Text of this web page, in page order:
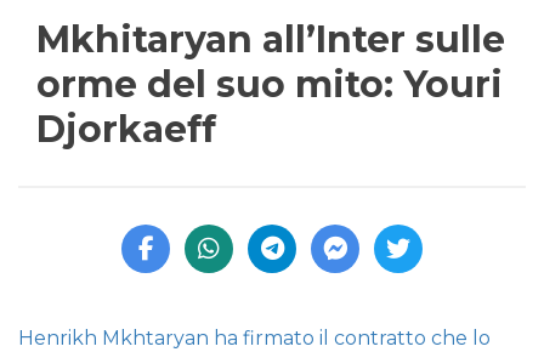
Mkhitaryan all’Inter sulle
orme del suo mito: Youri
Djorkaeff
Henrikh Mkhtaryan ha firmato il contratto che lo